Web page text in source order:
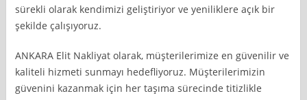
sürekli olarak kendimizi geliştiriyor ve yeniliklere açık bir
şekilde çalışıyoruz.
ANKARA Elit Nakliyat olarak, müşterilerimize en güvenilir ve
kaliteli hizmeti sunmayı hedefliyoruz. Müşterilerimizin
güvenini kazanmak için her taşıma sürecinde titizlikle